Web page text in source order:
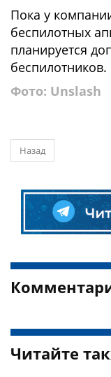
Пока у
беспилотных
планируется
беспилотников.
Фото: Unslash
Назад
Читайте